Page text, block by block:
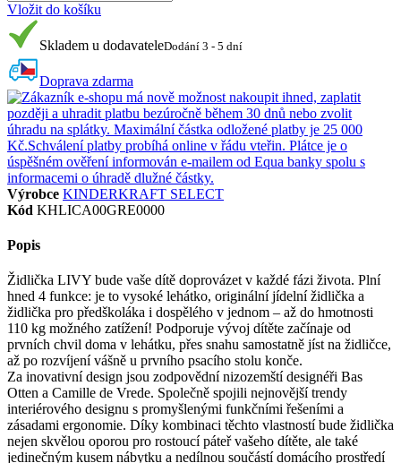
Vložit do košíku
Skladem u dodavateleDodání 3 - 5 dní
Doprava zdarma
Výrobce KINDERKRAFT SELECT
Kód KHLICA00GRE0000
Popis
Židlička LIVY bude vaše dítě doprovázet v každé fázi života. Plní
hned 4 funkce: je to vysoké lehátko, originální jídelní židlička a
židlička pro předškoláka i dospělého v jednom – až do hmotnosti
110 kg možného zatížení! Podporuje vývoj dítěte začínaje od
prvních chvil doma v lehátku, přes snahu samostatně jíst na židličce,
až po rozvíjení vášně u prvního psacího stolu konče.
Za inovativní design jsou zodpovědní nizozemští designéři Bas
Otten a Camille de Vrede. Společně spojili nejnovější trendy
interiérového designu s promyšlenými funkčními řešeními a
zásadami ergonomie. Díky kombinaci těchto vlastností bude židlička
nejen skvělou oporou pro rostoucí páteř vašeho dítěte, ale také
jedinečným kusem nábytku a nedílnou součástí domácího prostředí